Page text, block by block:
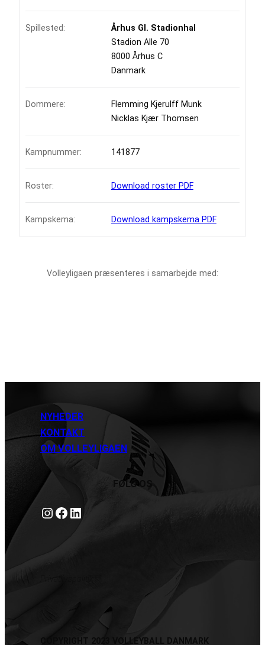
Spillested:
Århus Gl. Stadionhal
Stadion Alle 70
8000 Århus C
Danmark
Dommere:
Flemming Kjerulff Munk
Nicklas Kjær Thomsen
Kampnummer: 141877
Roster: Download roster PDF
Kampskema: Download kampskema PDF
Volleyligaen præsenteres i samarbejde med:
NYHEDER
KONTAKT
OM VOLLEYLIGAEN
FØLG OS
Instagram https://www.facebook.com/danishbeachvolleytour LinkedIn
COPYRIGHT 2023 VOLLEYBALL DANMARK